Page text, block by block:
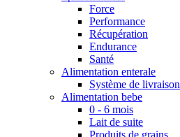
Force
Performance
Récupération
Endurance
Santé
Alimentation enterale
Système de livraison
Alimentation bebe
0 - 6 mois
Lait de suite
Produits de grains